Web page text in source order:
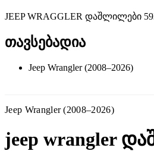
JEEP WRAGGLER დაშლილები
თავსებადია
Jeep Wrangler (2008–2026)
Jeep Wrangler (2008–2026)
jeep wrangler